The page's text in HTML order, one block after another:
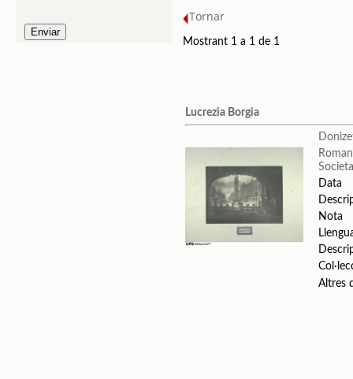
Tornar
Mostrant 1 a 1 de 1
Lucrezia Borgia
Data
Nota
Altres